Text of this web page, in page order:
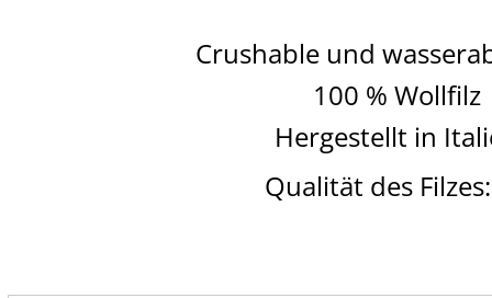
Crushable und
100 % Wollfilz
Hergestellt in
Qualität des